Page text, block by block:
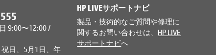
9:00〜12:00 /
日、5月1日、年
HP LIVEサポートナビ
製品・技術的なご質問や修理に
関するお問い合わせは、 HP LIVE
サポートナビへ